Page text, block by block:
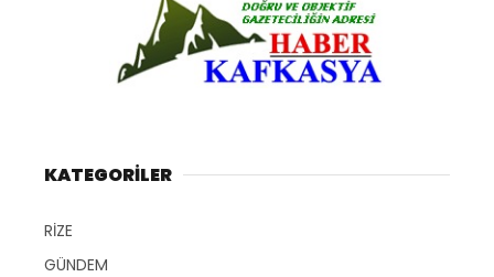
KATEGORİLER
RİZE
GÜNDEM